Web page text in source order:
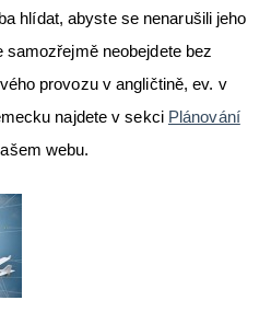
hlídat, abyste se nenarušili jeho
neobejdete bez
provozu v angličtině, ev. v
najdete v sekci Plánování
webu.